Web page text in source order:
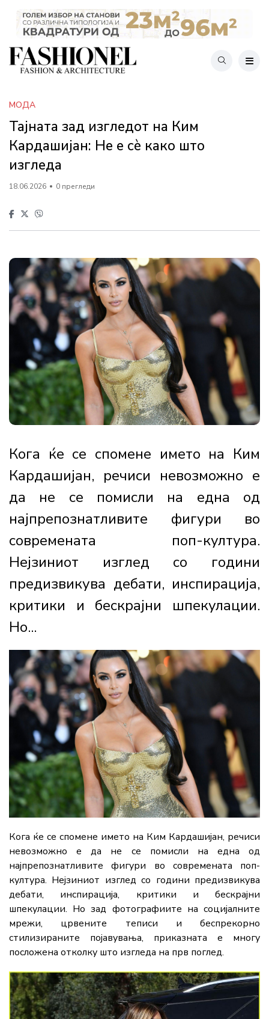
МОДА
Тајната зад изгледот на Ким
Кардашијан: Не е сè како што
изгледа
18.06.2026 0 прегледи
Кога ќе се спомене името на Ким
Кардашијан, речиси невозможно е
да не се помисли на една од
најпрепознатливите фигури во
современата поп-култура.
Нејзиниот изглед со години
предизвикува дебати, инспирација,
критики и бескрајни шпекулации.
Но...
Кога ќе се спомене името на Ким Кардашијан, речиси
невозможно е да не се помисли на една од
најпрепознатливите фигури во современата поп-
култура. Нејзиниот изглед со години предизвикува
дебати, инспирација, критики и бескрајни
шпекулации. Но зад фотографиите на социјалните
мрежи, црвените теписи и беспрекорно
стилизираните појавувања, приказната е многу
посложена отколку што изгледа на прв поглед.